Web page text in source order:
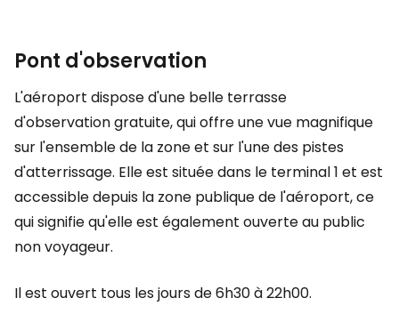
Pont d'observation
L'aéroport dispose d'une belle terrasse
d'observation gratuite, qui offre une vue magnifique
sur l'ensemble de la zone et sur l'une des pistes
d'atterrissage. Elle est située dans le terminal 1 et est
accessible depuis la zone publique de l'aéroport, ce
qui signifie qu'elle est également ouverte au public
non voyageur.
Il est ouvert tous les jours de 6h30 à 22h00.